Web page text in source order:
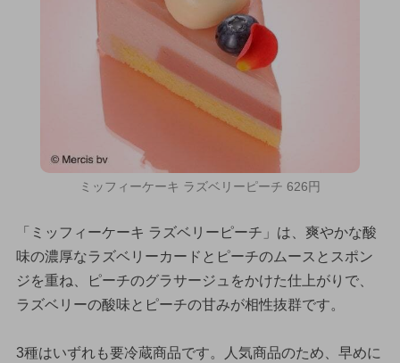
ミッフィーケーキ ラズベリーピーチ 626円
「ミッフィーケーキ ラズベリーピーチ」は、爽やかな酸
味の濃厚なラズベリーカードとピーチのムースとスポン
ジを重ね、ピーチのグラサージュをかけた仕上がりで、
ラズベリーの酸味とピーチの甘みが相性抜群です。
3種はいずれも要冷蔵商品です。人気商品のため、早めに